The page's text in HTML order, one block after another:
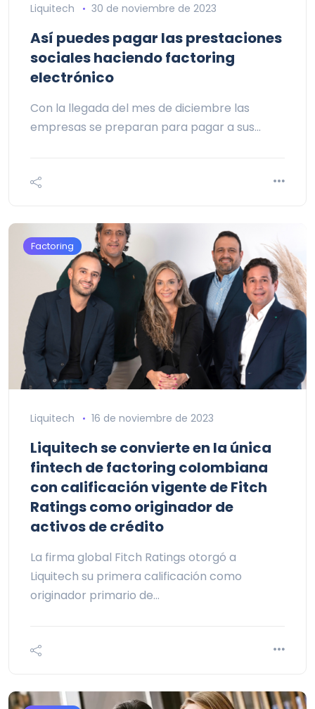
Liquitech 30 de noviembre de 2023
Así puedes pagar las prestaciones
sociales haciendo factoring
electrónico
Con la llegada del mes de diciembre las
empresas se preparan para pagar a sus…
Factoring
Liquitech 16 de noviembre de 2023
Liquitech se convierte en la única
fintech de factoring colombiana
con calificación vigente de Fitch
Ratings como originador de
activos de crédito
La firma global Fitch Ratings otorgó a
Liquitech su primera calificación como
originador primario de…